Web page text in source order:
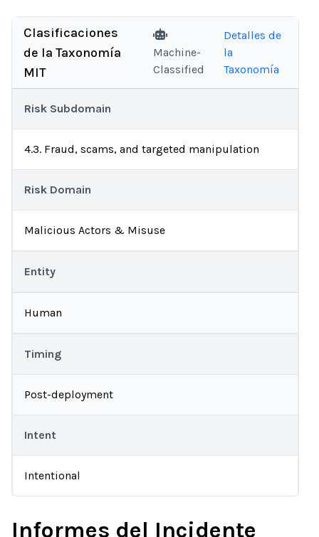
Clasificaciones
de la Taxonomía
MIT
Machine-
Classified
Detalles de
la
Taxonomía
Risk Subdomain
4.3. Fraud, scams, and targeted manipulation
Risk Domain
Malicious Actors & Misuse
Entity
Human
Timing
Post-deployment
Intent
Intentional
Informes del Incidente